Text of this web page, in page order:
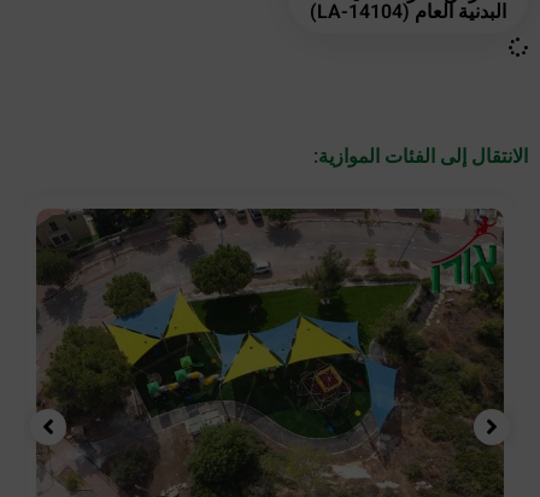
البدنية العام (LA-14104)
الانتقال إلى الفئات الموازية: